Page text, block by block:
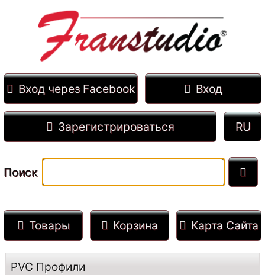
Вход через Facebook Вход
Зарегистрироваться
Поиск
Товары Корзина Карта Сайта
PVC Профили